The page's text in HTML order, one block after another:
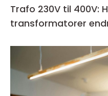
Trafo 230V til 400V:
transformatorer